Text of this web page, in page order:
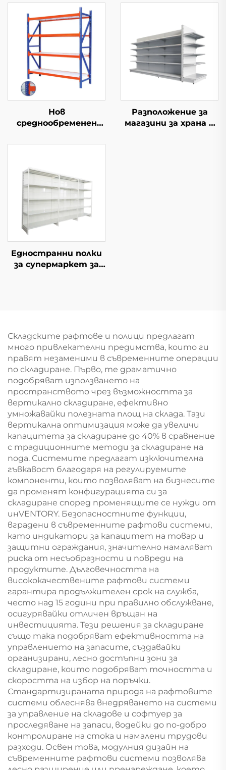
Нов
среднообременен
Разположение за
магазини за храна и
Едностранни полки
за супермаркет за
Складските рафтове и полици предлагат
много привлекателни предимства, които ги
правят незаменими в съвременните операции
по складиране. Първо, те драматично
подобряват използването на
пространството чрез възможността за
вертикално складиране, ефективно
умножавайки полезната площ на склада. Тази
вертикална оптимизация може да увеличи
капацитета за складиране до 40% в сравнение
с традиционните методи за складиране на
пода. Системите предлагат изключителна
гъвкавост благодаря на регулируемите
компоненти, които позволяват на бизнесите
да променят конфигурацията си за
складиране според променящите се нужди от
инVENTORY. Безопасностните функции,
вградени в съвременните рафтови системи,
като индикатори за капацитет на товар и
защитни ограждания, значително намаляват
риска от несъобразности и повреди на
продуктите. Дълговечността на
висококачествените рафтови системи
гарантира продължителен срок на служба,
често над 15 години при правилно обслужване,
осигурявайки отличен връщан на
инвестицията. Тези решения за складиране
също така подобряват ефективността на
управлението на запасите, създавайки
организирани, лесно достъпни зони за
складиране, които подобряват точността и
скоростта на избор на поръчки.
Стандартизираната природа на рафтовите
системи облеснява внедряването на системи
за управление на складове и софтуер за
проследяване на запаси, водейки до по-добро
контролиране на стока и намалени трудови
разходи. Освен това, модулния дизайн на
съвременните рафтови системи позволява